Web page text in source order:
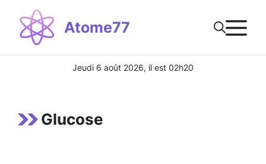
contenu
Atome77
Jeudi 6 août 2026, il est 02h20
Glucose